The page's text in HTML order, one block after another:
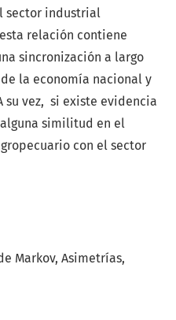
Markov Asimetrías
sector industrial
relación contiene
sincronización a largo
la economía nacional y
su vez, si existe evidencia
similitud en el
con el sector